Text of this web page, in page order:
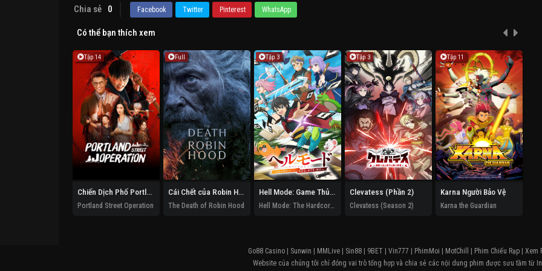
Chia sẻ 0 Facebook Twitter Pinterest WhatsApp
Có thể bạn thích xem
Tập 14
Chiến Dịch Phố Portland
Portland Street Operation
Full
Cái Chết của Robin Hood
The Death of Robin Hood
Tập 3
Hell Mode: Game Thủ Xuất Chúng Tung Hoành Chốn Dị Giới Hỗn Nguyên (Phần 2)
Hell Mode: The Hardcore Gamer Dominates In Another World With Garbage Balancing (Season 2)
Tập 3
Clevatess (Phần 2)
Clevatess (Season 2)
Tập 11
Karna Người Bảo Vệ
Karna the Guardian
Go88 Casino| Sunwin MMLive| Sin88| 9BET Vin777 PhimMoi MotChill Phim Chiếu Rạp| Xem
Website của chúng tôi chỉ đóng vai trò tổng hợp và chia sẻ các nội dung phim được sưu tầm từ